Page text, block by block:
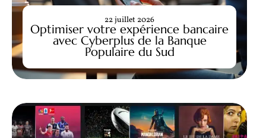
Optimiser votre expérience bancaire
avec Cyberplus de la Banque
Populaire du Sud
22 juillet 2026